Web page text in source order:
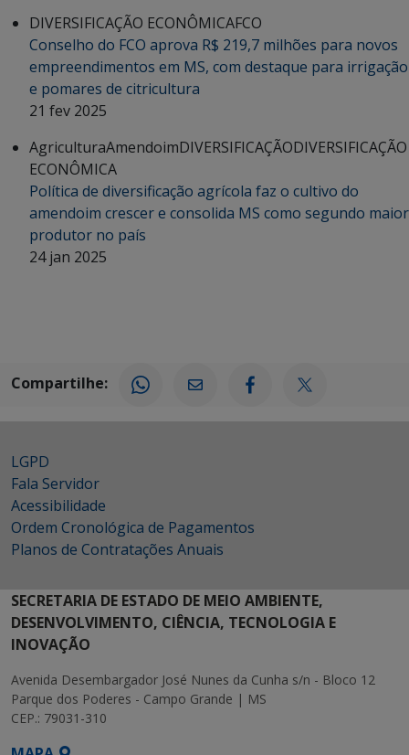
DIVERSIFICAÇÃO ECONÔMICAFCO
Conselho do FCO aprova R$ 219,7 milhões para novos
empreendimentos em MS, com destaque para irrigação
e pomares de citricultura
21 fev 2025
AgriculturaAmendoimDIVERSIFICAÇÃODIVERSIFICAÇÃO
ECONÔMICA
Política de diversificação agrícola faz o cultivo do
amendoim crescer e consolida MS como segundo maior
produtor no país
24 jan 2025
Compartilhe:
LGPD
Fala Servidor
Acessibilidade
Ordem Cronológica de Pagamentos
Planos de Contratações Anuais
SECRETARIA DE ESTADO DE MEIO AMBIENTE,
DESENVOLVIMENTO, CIÊNCIA, TECNOLOGIA E
INOVAÇÃO
Avenida Desembargador José Nunes da Cunha s/n - Bloco 12
Parque dos Poderes - Campo Grande | MS
CEP.: 79031-310